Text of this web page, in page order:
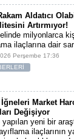
Aldatıcı
Artırmıyor!
milyonlarca
ilaçlarına dair
Perşembe 17:36
İğneleri Market
Değişiyor
yapılan yeni bir
ilaçlarının